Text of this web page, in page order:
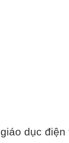
Chương 20
https://
dục